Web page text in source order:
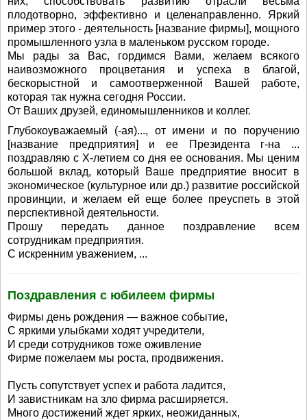
плодотворно, эффективно и целенаправленно. Яркий
пример этого - деятельность [название фирмы], мощного
промышленного узла в маленьком русском городе.
Мы рады за Вас, гордимся Вами, желаем всякого
наивозможного процветания и успеха в благой,
бескорыстной и самоотверженной Вашей работе,
которая так нужна сегодня России.
От Ваших друзей, единомышленников и коллег.
Глубокоуважаемый (-ая)..., от имени и по поручению
[название предприятия] и ее Президента г-на ...
поздравляю с X-летием со дня ее основания. Мы ценим
большой вклад, который Ваше предприятие вносит в
экономическое (культурное или др.) развитие российской
провинции, и желаем ей еще более преуспеть в этой
перспективной деятельности.
Прошу передать данное поздравление всем
сотрудникам предприятия.
С искренним уважением, ...
Поздравления с юбилеем фирмы
Фирмы день рождения — важное событие,
С яркими улыбками ходят учредители,
И среди сотрудников тоже оживление
Фирме пожелаем мы роста, продвижения.
Пусть сопутствует успех и работа ладится,
И завистникам на зло фирма расширяется.
Много достижений ждет ярких, неожиданных,